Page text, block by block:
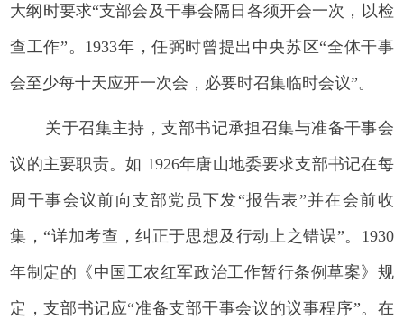
大纲时要求“支部会及干事会隔日各须开会一次，以检
查工作”。1933年，任弼时曾提出中央苏区“全体干事
会至少每十天应开一次会，必要时召集临时会议”。
关于召集主持，支部书记承担召集与准备干事会
议的主要职责。如 1926年唐山地委要求支部书记在每
周干事会议前向支部党员下发“报告表”并在会前收
集，“详加考查，纠正于思想及行动上之错误”。1930
年制定的《中国工农红军政治工作暂行条例草案》规
定，支部书记应“准备支部干事会议的议事程序”。在